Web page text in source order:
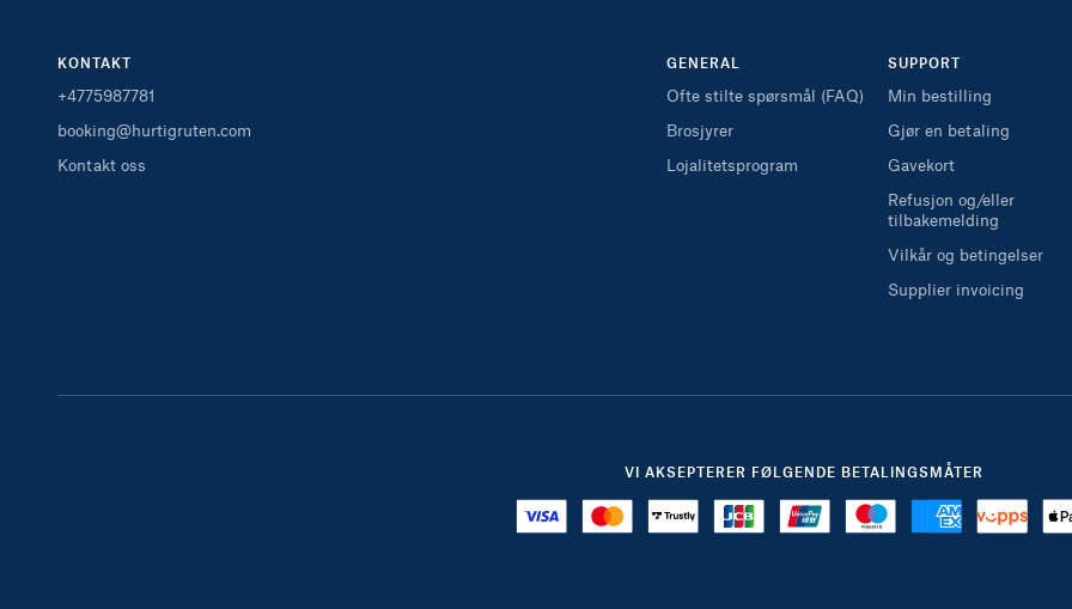
KONTAKT
+4775987781
booking@hurtigruten.com
Kontakt oss
GENERAL
Ofte stilte spørsmål (FAQ)
Brosjyrer
Lojalitetsprogram
SUPPORT
Min bestilling
Gjør en betaling
Gavekort
Refusjon og/eller
tilbakemelding
Vilkår og betingelser
Supplier invoicing
VI AKSEPTERER FØLGENDE BETALINGSMÅTER